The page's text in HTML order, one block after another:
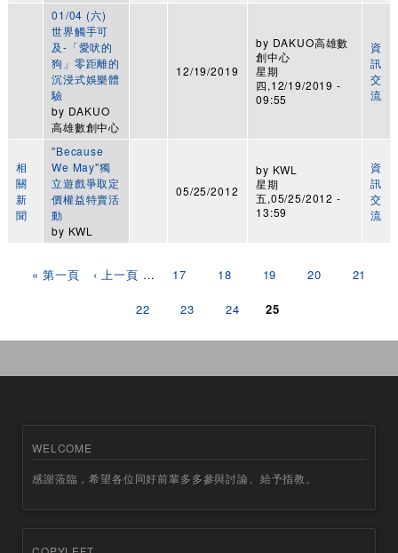
01/04 (六)
世界觸手可
及-「愛吠的
狗」零距離的
沉浸式娛樂體
驗
by DAKUO
高雄數創中心
12/19/2019
by DAKUO高雄數
創中心
星期
四,12/19/2019 -
09:55
資
訊
交
流
相
關
新
聞
"Because
We May"獨
立遊戲爭取定
價權益特賣活
動
by KWL
05/25/2012
by KWL
星期
五,05/25/2012 -
13:59
資
訊
交
流
頁面« 第一頁 ‹ 上一頁 … 17 18 19 20 21
22 23 24 25
WELCOME
感謝蒞臨，希望各位同好前輩多多參與討論、給予指教。